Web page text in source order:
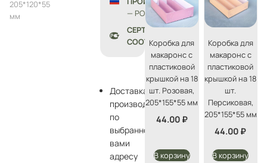
205*120*55
мм
— РОССИЯ
СЕРТИФИКАТЫ
СООТВЕТСТВИЯ
Доставка
производится
по
выбранному
вами
адресу
Коробка для
макаронс с
пластиковой
крышкой на 18
шт. Розовая,
205*155*55 мм
44.00 ₽
В корзину
Коробка для
макаронс с
пластиковой
крышкой на 18
шт.
Персиковая,
205*155*55 мм
44.00 ₽
В корзину